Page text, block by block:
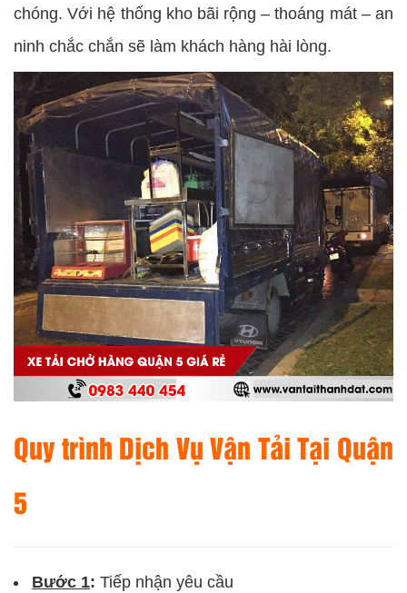
chóng. Với hệ thống kho bãi rộng – thoáng mát – an
ninh chắc chắn sẽ làm khách hàng hài lòng.
Quy trình Dịch Vụ Vận Tải Tại Quận
5
Bước 1: Tiếp nhận yêu cầu